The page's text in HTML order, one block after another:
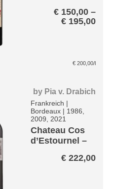
St. Emilion
€ 150,00 –
€ 195,00
€ 200,00/l
by Pia v. Drabich
Frankreich |
Bordeaux | 1986,
2009, 2021
Chateau Cos
d’Estournel –
2eme GCC
€ 222,00